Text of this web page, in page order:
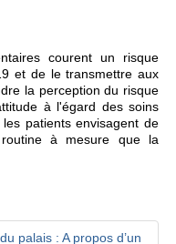
courent un risque
et de le transmettre aux
la perception du risque
à l'égard des soins
patients envisagent de
à mesure que la
palais : A propos d’un